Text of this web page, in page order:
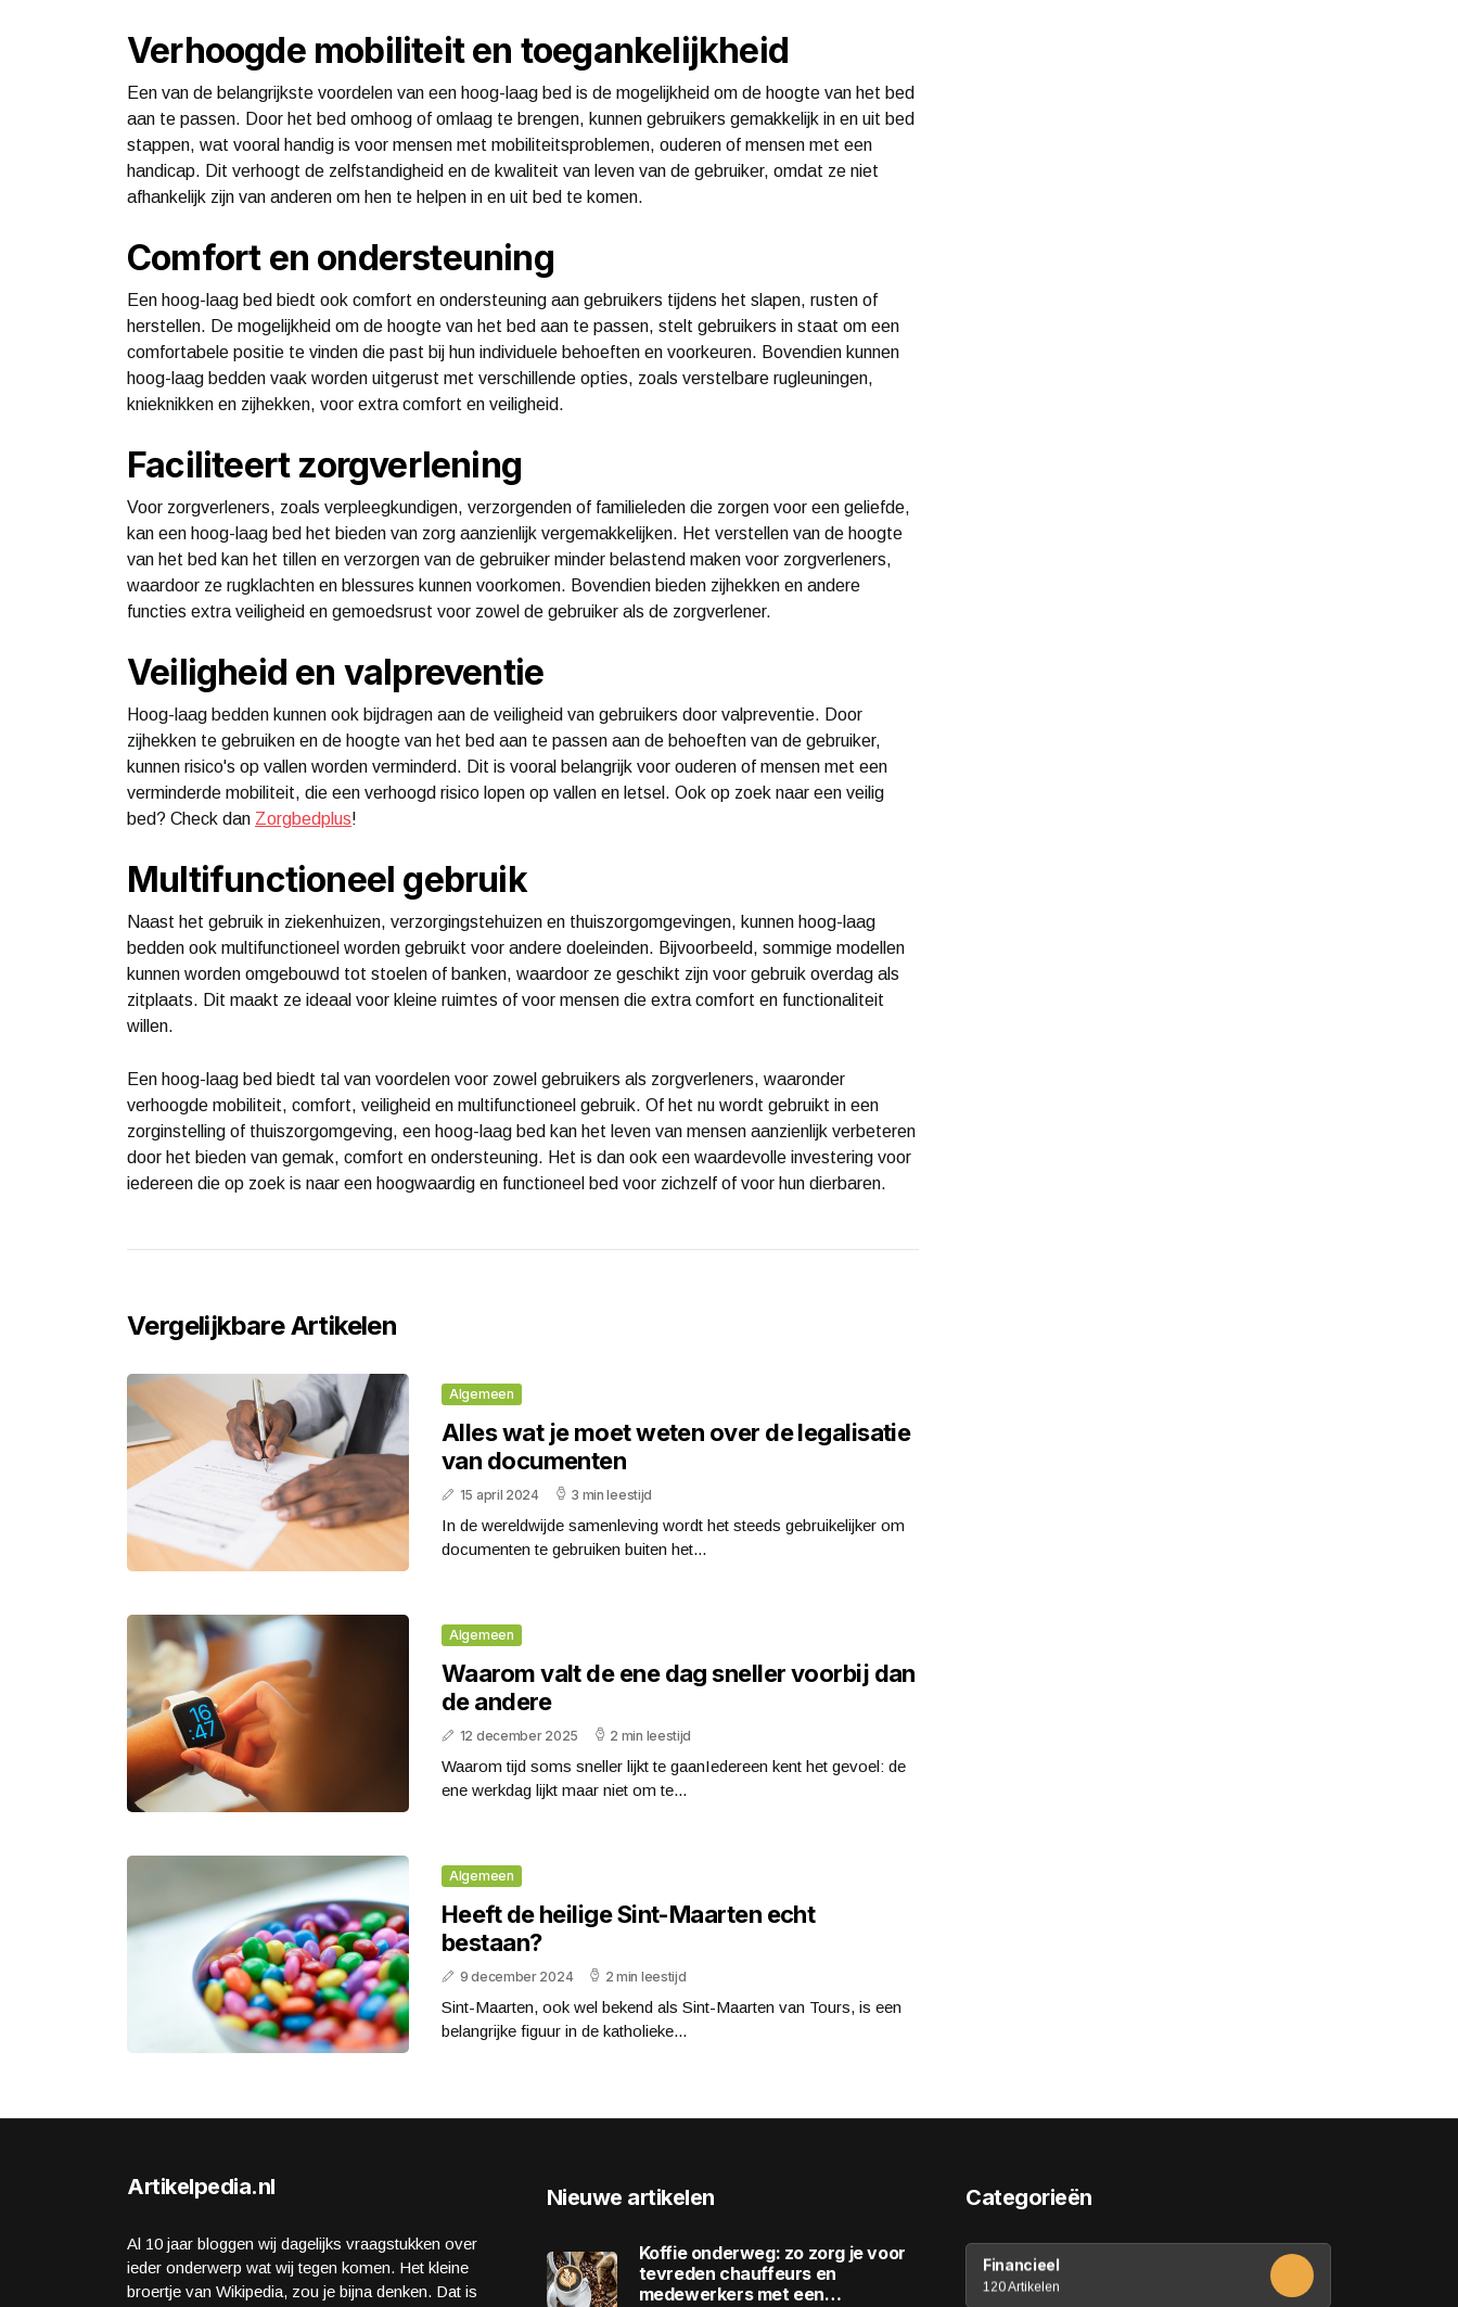
Verhoogde mobiliteit en toegankelijkheid
Een van de belangrijkste voordelen van een hoog-laag bed is de mogelijkheid om de hoogte van het bed
aan te passen. Door het bed omhoog of omlaag te brengen, kunnen gebruikers gemakkelijk in en uit bed
stappen, wat vooral handig is voor mensen met mobiliteitsproblemen, ouderen of mensen met een
handicap. Dit verhoogt de zelfstandigheid en de kwaliteit van leven van de gebruiker, omdat ze niet
afhankelijk zijn van anderen om hen te helpen in en uit bed te komen.
Comfort en ondersteuning
Een hoog-laag bed biedt ook comfort en ondersteuning aan gebruikers tijdens het slapen, rusten of
herstellen. De mogelijkheid om de hoogte van het bed aan te passen, stelt gebruikers in staat om een
comfortabele positie te vinden die past bij hun individuele behoeften en voorkeuren. Bovendien kunnen
hoog-laag bedden vaak worden uitgerust met verschillende opties, zoals verstelbare rugleuningen,
knieknikken en zijhekken, voor extra comfort en veiligheid.
Faciliteert zorgverlening
Voor zorgverleners, zoals verpleegkundigen, verzorgenden of familieleden die zorgen voor een geliefde,
kan een hoog-laag bed het bieden van zorg aanzienlijk vergemakkelijken. Het verstellen van de hoogte
van het bed kan het tillen en verzorgen van de gebruiker minder belastend maken voor zorgverleners,
waardoor ze rugklachten en blessures kunnen voorkomen. Bovendien bieden zijhekken en andere
functies extra veiligheid en gemoedsrust voor zowel de gebruiker als de zorgverlener.
Veiligheid en valpreventie
Hoog-laag bedden kunnen ook bijdragen aan de veiligheid van gebruikers door valpreventie. Door
zijhekken te gebruiken en de hoogte van het bed aan te passen aan de behoeften van de gebruiker,
kunnen risico's op vallen worden verminderd. Dit is vooral belangrijk voor ouderen of mensen met een
verminderde mobiliteit, die een verhoogd risico lopen op vallen en letsel. Ook op zoek naar een veilig
bed? Check dan Zorgbedplus!
Multifunctioneel gebruik
Naast het gebruik in ziekenhuizen, verzorgingstehuizen en thuiszorgomgevingen, kunnen hoog-laag
bedden ook multifunctioneel worden gebruikt voor andere doeleinden. Bijvoorbeeld, sommige modellen
kunnen worden omgebouwd tot stoelen of banken, waardoor ze geschikt zijn voor gebruik overdag als
zitplaats. Dit maakt ze ideaal voor kleine ruimtes of voor mensen die extra comfort en functionaliteit
willen.
Een hoog-laag bed biedt tal van voordelen voor zowel gebruikers als zorgverleners, waaronder
verhoogde mobiliteit, comfort, veiligheid en multifunctioneel gebruik. Of het nu wordt gebruikt in een
zorginstelling of thuiszorgomgeving, een hoog-laag bed kan het leven van mensen aanzienlijk verbeteren
door het bieden van gemak, comfort en ondersteuning. Het is dan ook een waardevolle investering voor
iedereen die op zoek is naar een hoogwaardig en functioneel bed voor zichzelf of voor hun dierbaren.
Vergelijkbare Artikelen
Algemeen
Alles wat je moet weten over de legalisatie
van documenten
15 april 2024 3 min leestijd
In de wereldwijde samenleving wordt het steeds gebruikelijker om
documenten te gebruiken buiten het...
Algemeen
Waarom valt de ene dag sneller voorbij dan
de andere
12 december 2025 2 min leestijd
Waarom tijd soms sneller lijkt te gaanIedereen kent het gevoel: de
ene werkdag lijkt maar niet om te...
Algemeen
Heeft de heilige Sint-Maarten echt
bestaan?
9 december 2024 2 min leestijd
Sint-Maarten, ook wel bekend als Sint-Maarten van Tours, is een
belangrijke figuur in de katholieke...
Artikelpedia.nl
Al 10 jaar bloggen wij dagelijks vraagstukken over
ieder onderwerp wat wij tegen komen. Het kleine
broertje van Wikipedia, zou je bijna denken. Dat is
Nieuwe artikelen
Koffie onderweg: zo zorg je voor
tevreden chauffeurs en
medewerkers met een
Categorieën
Financieel
120 Artikelen